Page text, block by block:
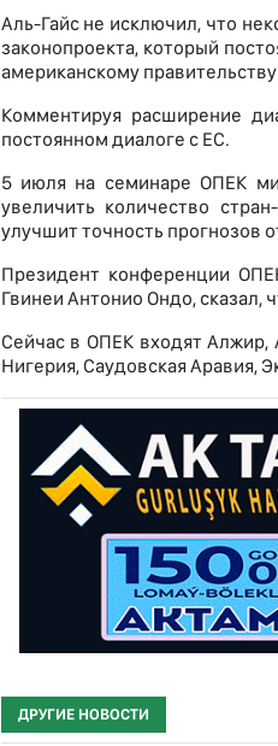
Аль-Гайс не исключил, что
законопроекта, который
американскому
Комментируя расширение
постоянном диалоге с ЕС.
5 июля на семинаре ОПЕК
увеличить количество
улучшит точность прогнозов
Президент конференции
Гвинеи Антонио Ондо, сказал,
Сейчас в ОПЕК входят Алжир,
Нигерия, Саудовская Аравия,
ДРУГИЕ НОВОСТИ